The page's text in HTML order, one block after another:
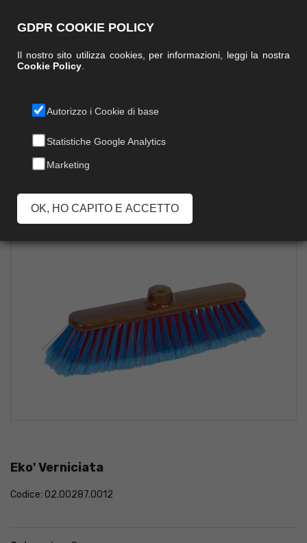
EKO' VERNICIATA
Eko' Verniciata
Codice: 02.00287.0012
GDPR COOKIE POLICY
Il nostro sito utilizza cookies, per informazioni, leggi la nostra
Cookie Policy
Autorizzo i Cookie di base
Statistiche Google Analytics
Marketing
OK, HO CAPITO E ACCETTO